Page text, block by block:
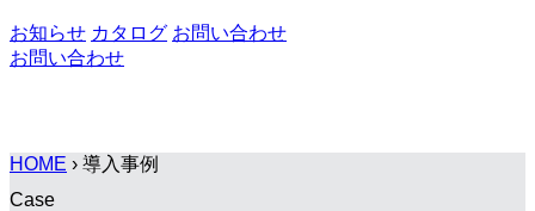
お知らせ カタログ お問い合わせ
お問い合わせ
HOME › 導入事例
Case